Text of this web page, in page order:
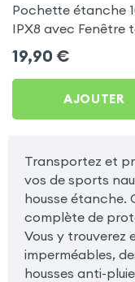
Pochette étanche
IPX8 avec Fenêtre
by Akashi - Noir pour
Honor 10
19,90 €
AJOUTER
Transportez et
vos de sports
housse étanche.
complète de
Vous y trouverez
imperméables,
housses anti-